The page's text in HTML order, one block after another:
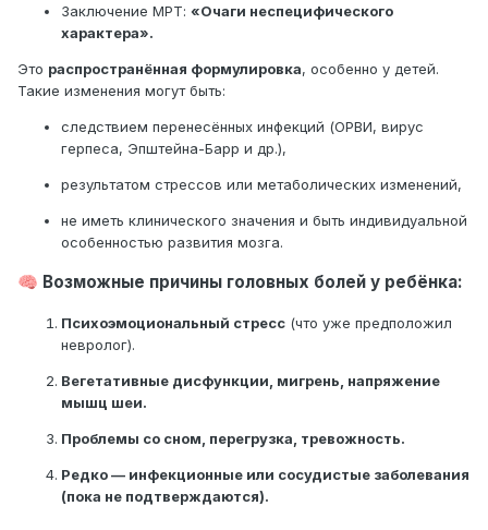
Также распознаются еще 2-3
вещество левой лобной доли и между левой
перивентрикулярное белое вещество.
Изображения молекулярной диффузии не
выделяют области с патологическими
изменениями.
сигнал для адвоката
его ограничение.
Обычно изображаются камеры и базальные
ганглии, а также
связки полушарий, гипофиз и
гиперэфиппиальное пространство, стволовые
структуры и мозжечок
полушария.
и имеет нормальную
Заключение МРТ: «Очаги неспецифического
характера».
Это распространённая формулировка, особенно у детей.
Такие изменения могут быть:
следствием перенесённых инфекций (ОРВИ, вирус
герпеса, Эпштейна-Барр и др.),
результатом стрессов или метаболических изменений,
не иметь клинического значения и быть индивидуальной
особенностью развития мозга.
🧠 Возможные причины головных болей у ребёнка:
Психоэмоциональный стресс (что уже предположил
невролог).
Вегетативные дисфункции, мигрень, напряжение
мышц шеи.
Проблемы со сном, перегрузка, тревожность.
Редко — инфекционные или сосудистые заболевания
(пока не подтверждаются).